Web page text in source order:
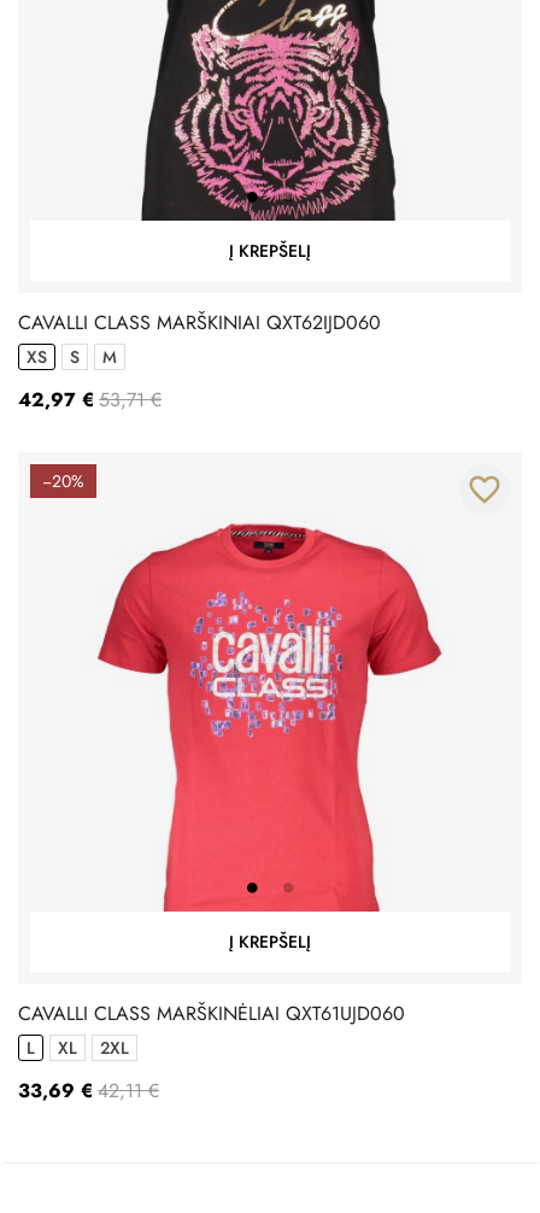
Į KREPŠELĮ
CAVALLI CLASS MARŠKINIAI QXT62IJD060
XS S M
42,97 € 53,71 €
−20%
Į KREPŠELĮ
favorite_border
CAVALLI CLASS MARŠKINĖLIAI QXT61UJD060
L XL 2XL
33,69 € 42,11 €